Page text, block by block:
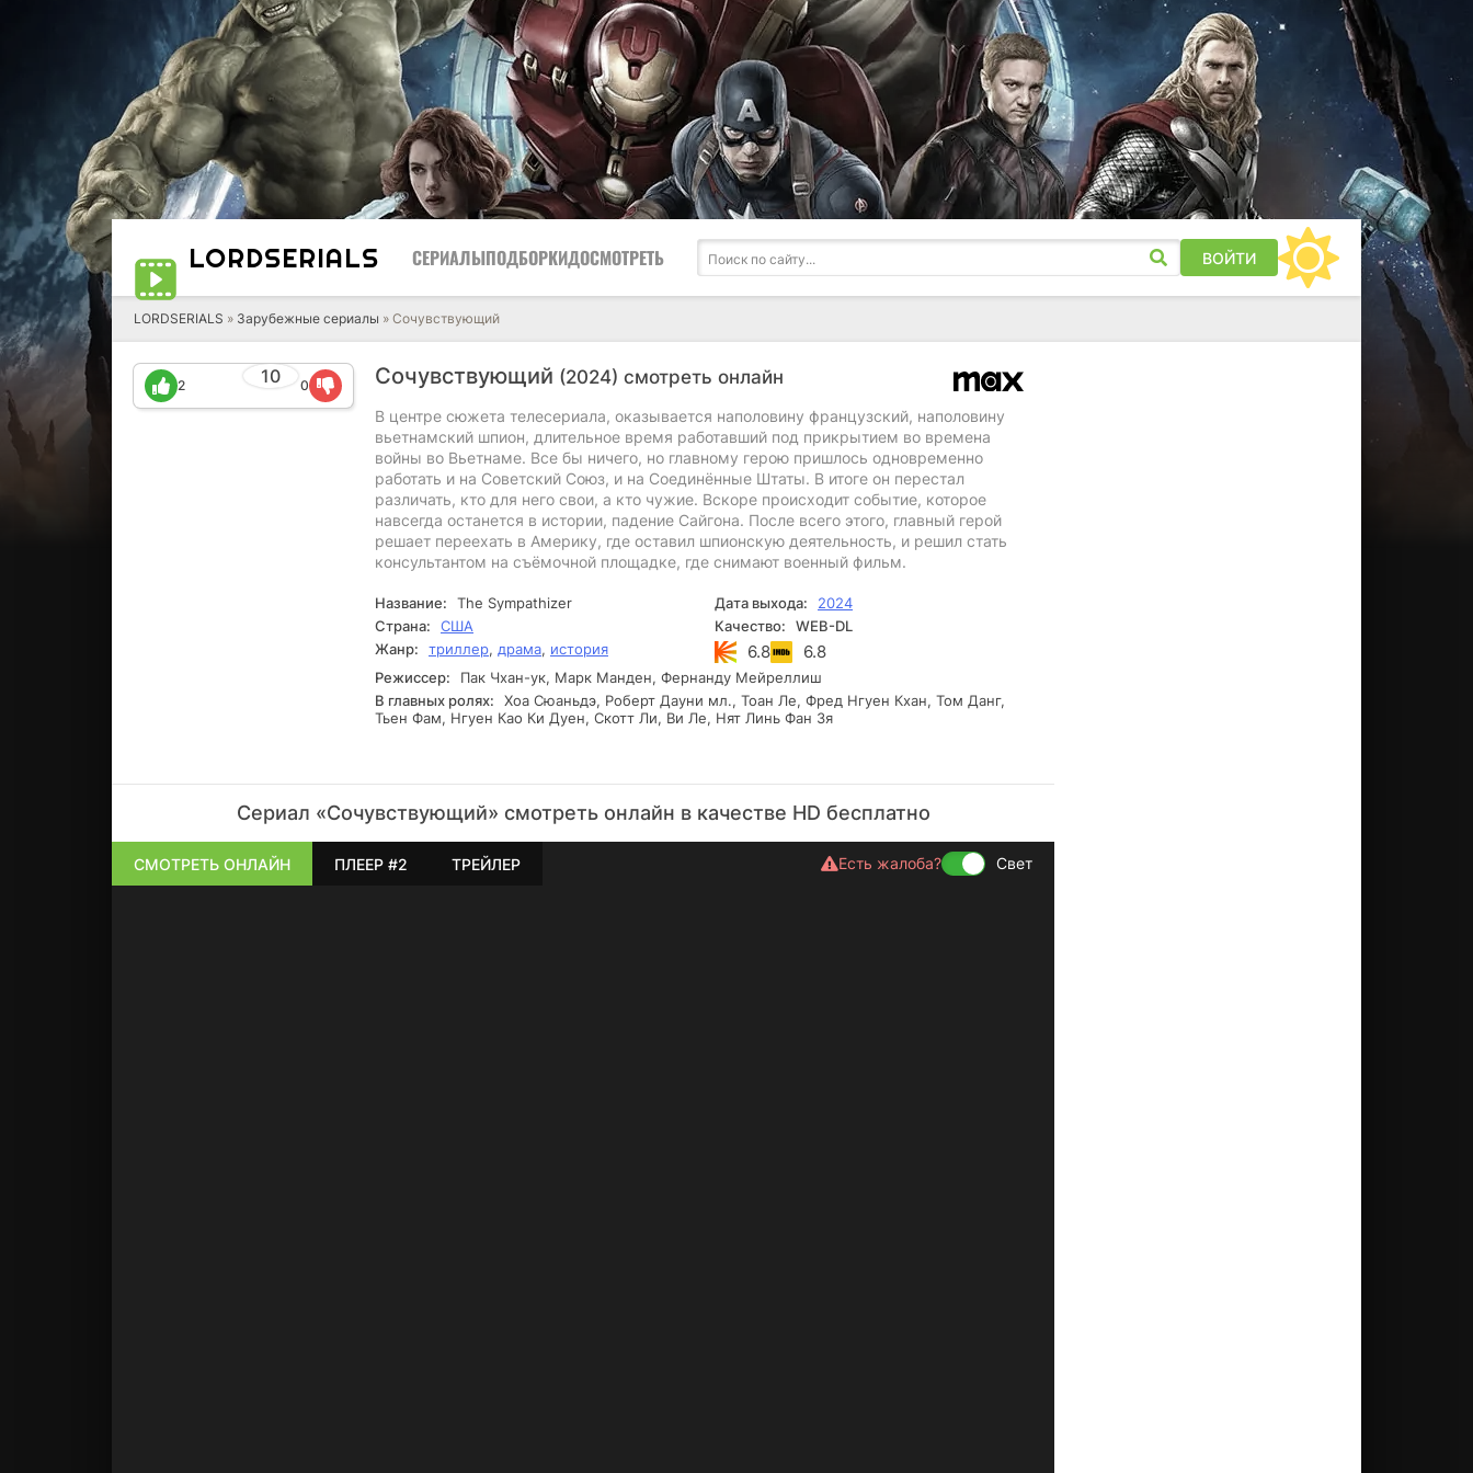
LORDSERIALS СЕРИАЛЫПОДБОРКИДОСМОТРЕТЬ ВОЙТИ
LORDSERIALS » Зарубежные сериалы » Сочувствующий
Сочувствующий (2024) смотреть онлайн
10
2 0
В центре сюжета телесериала, оказывается наполовину французский, наполовину
вьетнамский шпион, длительное время работавший под прикрытием во времена
войны во Вьетнаме. Все бы ничего, но главному герою пришлось одновременно
работать и на Советский Союз, и на Соединённые Штаты. В итоге он перестал
различать, кто для него свои, а кто чужие. Вскоре происходит событие, которое
навсегда останется в истории, падение Сайгона. После всего этого, главный герой
решает переехать в Америку, где оставил шпионскую деятельность, и решил стать
консультантом на съёмочной площадке, где снимают военный фильм.
Название: The Sympathizer Дата выхода:
2024
Страна:
США Качество:
WEB-DL
Жанр:
триллер, драма, история 6.8 6.8
Режиссер:
Пак Чхан-ук, Марк Манден, Фернанду Мейреллиш
В главных ролях:
Хоа Сюаньдэ, Роберт Дауни мл., Тоан Ле, Фред Нгуен Кхан, Том Данг,
Тьен Фам, Нгуен Као Ки Дуен, Скотт Ли, Ви Ле, Нят Линь Фан Зя
Сериал «Сочувствующий» смотреть онлайн в качестве HD бесплатно
СМОТРЕТЬ ОНЛАЙН ПЛЕЕР #2 ТРЕЙЛЕР Есть жалоба? Свет